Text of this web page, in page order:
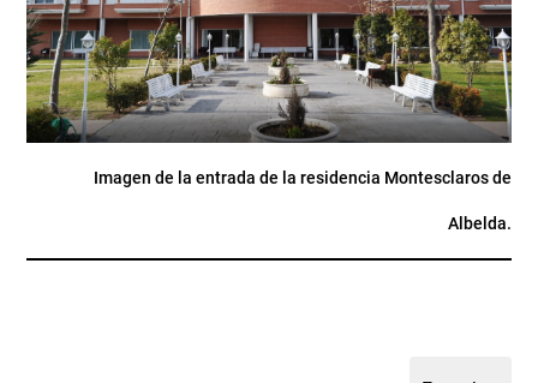
Imagen de la entrada de la residencia Montesclaros de
Albelda.